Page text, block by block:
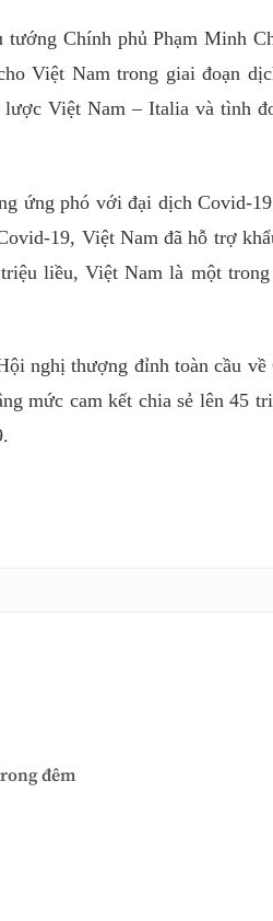
Chính phủ Phạm Minh
Việt Nam trong giai đoạn
Việt Nam – Italia và tình
ứng phó với đại dịch Covid-
19, Việt Nam đã hỗ trợ
liều, Việt Nam là một trong
nghị thượng đỉnh toàn cầu về
mức cam kết chia sẻ lên 45
đêm